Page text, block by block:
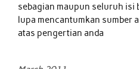
sebagian maupun seluruh isi
lupa mencantumkan sumber
atas pengertian anda